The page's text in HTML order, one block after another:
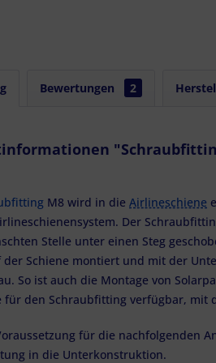
Bewertungen 2
M8 wird in die Airlineschiene
Der
Stelle unter einen Steg
der Schiene montiert und mit der
So ist auch die Montage von
für den Schraubfitting verfügbar, mit
für die nachfolgenden
in die Unterkonstruktion.